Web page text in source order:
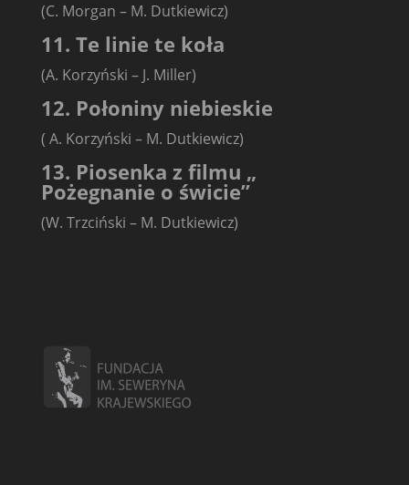
(C. Morgan – M. Dutkiewicz)
11. Te linie te koła
(A. Korzyński – J. Miller)
12. Połoniny niebieskie
( A. Korzyński – M. Dutkiewicz)
13. Piosenka z filmu „
Pożegnanie o świcie”
(W. Trzciński – M. Dutkiewicz)